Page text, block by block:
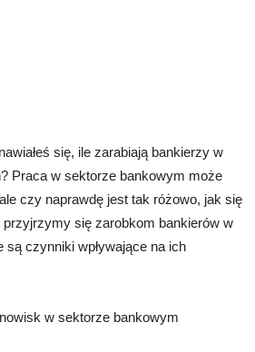
się, ile zarabiają bankierzy w
Praca w sektorze bankowym może
czy naprawdę jest tak różowo, jak się
się zarobkom bankierów w
są czynniki wpływające na ich
w sektorze bankowym